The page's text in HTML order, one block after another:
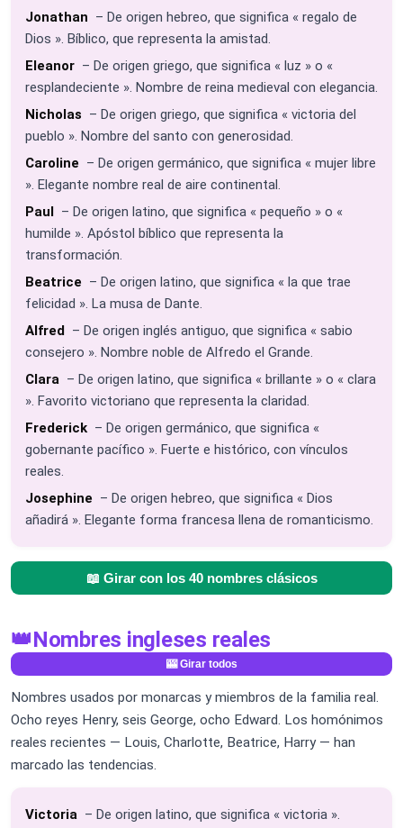
Jonathan – De origen hebreo, que significa « regalo de
Dios ». Bíblico, que representa la amistad.
Eleanor – De origen griego, que significa « luz » o «
resplandeciente ». Nombre de reina medieval con elegancia.
Nicholas – De origen griego, que significa « victoria del
pueblo ». Nombre del santo con generosidad.
Caroline – De origen germánico, que significa « mujer libre
». Elegante nombre real de aire continental.
Paul – De origen latino, que significa « pequeño » o «
humilde ». Apóstol bíblico que representa la
transformación.
Beatrice – De origen latino, que significa « la que trae
felicidad ». La musa de Dante.
Alfred – De origen inglés antiguo, que significa « sabio
consejero ». Nombre noble de Alfredo el Grande.
Clara – De origen latino, que significa « brillante » o « clara
». Favorito victoriano que representa la claridad.
Frederick – De origen germánico, que significa «
gobernante pacífico ». Fuerte e histórico, con vínculos
reales.
Josephine – De origen hebreo, que significa « Dios
añadirá ». Elegante forma francesa llena de romanticismo.
📖 Girar con los 40 nombres clásicos
👑Nombres ingleses reales
🎰 Girar todos
Nombres usados por monarcas y miembros de la familia real.
Ocho reyes Henry, seis George, ocho Edward. Los homónimos
reales recientes — Louis, Charlotte, Beatrice, Harry — han
marcado las tendencias.
Victoria – De origen latino, que significa « victoria ».